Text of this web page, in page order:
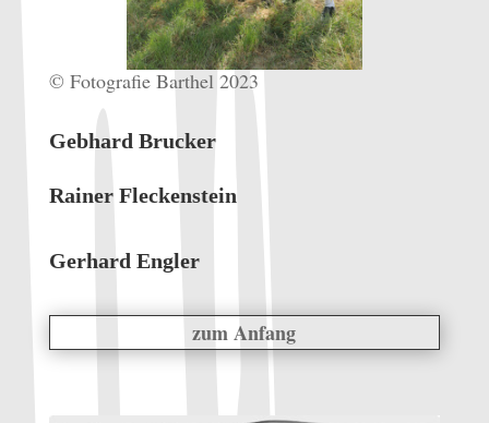
© Fotografie Barthel 2023
Gebhard Brucker
Rainer Fleckenstein
Gerhard Engler
zum Anfang